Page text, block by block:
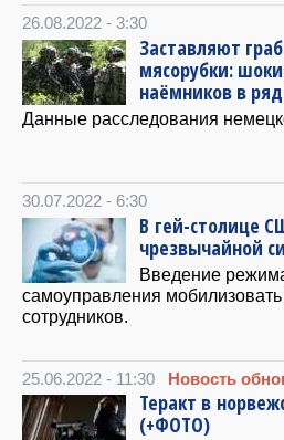
26.08.2022 - 3:30
Заставляют
мясорубки:
наёмников в
Данные расследования
30.07.2022 - 6:30
В гей-столице
чрезвычайной
Введение
самоуправления
сотрудников.
25.06.2022 - 11:30 Новость
Теракт в
(+ФОТО)